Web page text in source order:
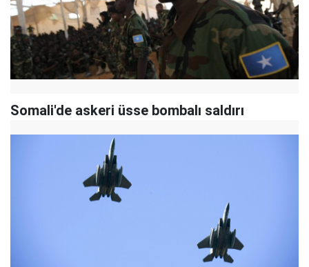
Somali'de askeri üsse bombalı saldırı